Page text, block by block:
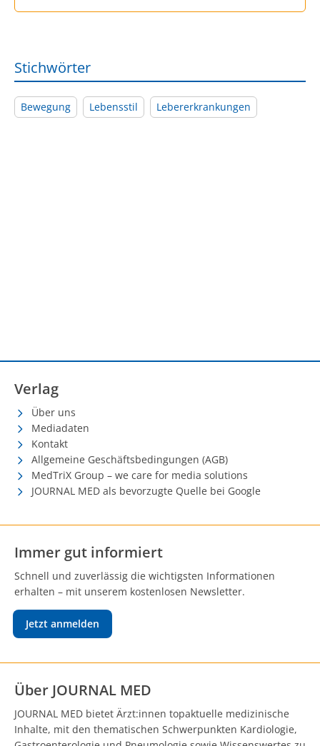
Stichwörter
Bewegung Lebensstil Lebererkrankungen
Verlag
Über uns
Mediadaten
Kontakt
Allgemeine Geschäftsbedingungen (AGB)
MedTriX Group – we care for media solutions
JOURNAL MED als bevorzugte Quelle bei Google
Immer gut informiert
Schnell und zuverlässig die wichtigsten Informationen
erhalten – mit unserem kostenlosen Newsletter.
Jetzt anmelden
Über JOURNAL MED
JOURNAL MED bietet Ärzt:innen topaktuelle medizinische
Inhalte, mit den thematischen Schwerpunkten Kardiologie,